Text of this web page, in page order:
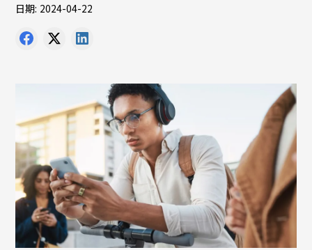
日期: 2024-04-22